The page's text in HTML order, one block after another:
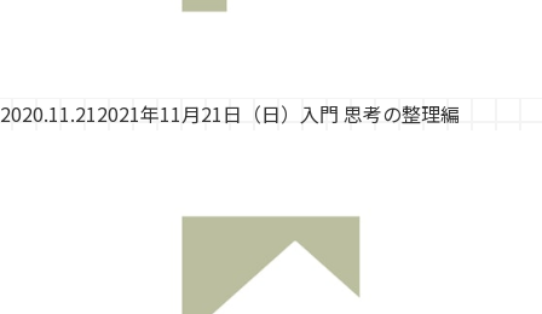
2020.11.212021年11月21日（日）入門 思考の整理編